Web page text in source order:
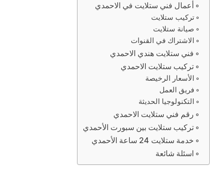
أعمال فني ستلايت في الاحمدي
تركيب ستلايت
صيانة ستلايت
الاشتراك في القنوات
فني ستلايت هندي الاحمدي
تركيب ستلايت الاحمدي
الأسعار الرخيصة
فريق العمل
التكنولوجيا الحديثة
رقم فني ستلايت الاحمدي
تركيب ستلايت بين سبورت الأحمدي
خدمة ستلايت 24 ساعة الأحمدي
اسئلة شائعة